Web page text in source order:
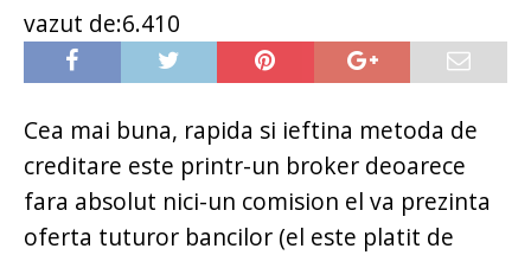
vazut de:6.410
Cea mai buna, rapida si ieftina metoda de
creditare este printr-un broker deoarece
fara absolut nici-un comision el va prezinta
oferta tuturor bancilor (el este platit de